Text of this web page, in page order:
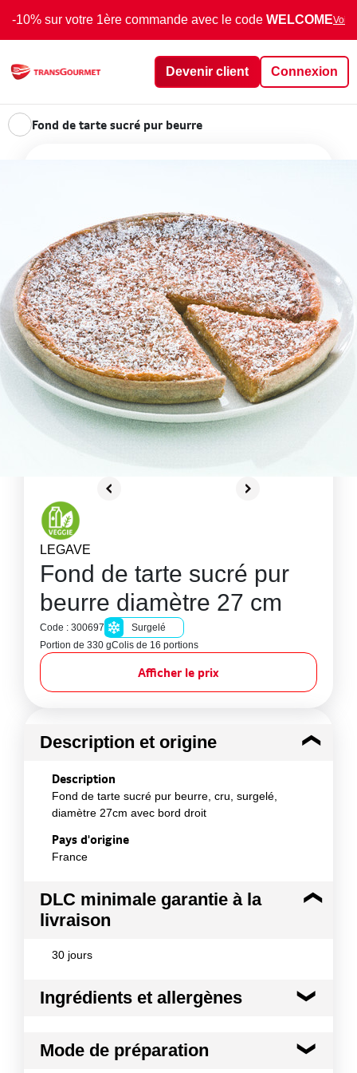
-10% sur votre 1ère commande avec le code WELCOMEVoir
Devenir client Connexion
Fond de tarte sucré pur beurre
LEGAVE
Fond de tarte sucré pur
beurre diamètre 27 cm
Code : 300697
Surgelé
Portion de 330 gColis de 16 portions
Afficher le prix
Description et origine
Description
Fond de tarte sucré pur beurre, cru, surgelé,
diamètre 27cm avec bord droit
Pays d'origine
France
DLC minimale garantie à la
livraison
30 jours
Ingrédients et allergènes
Farine de blé, beurre 22%, sucre 11,6 %, sucre roux
Mode de préparation